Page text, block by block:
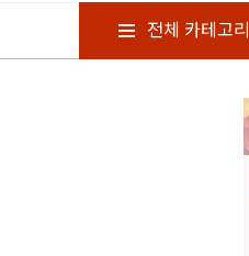
전체 카테고리